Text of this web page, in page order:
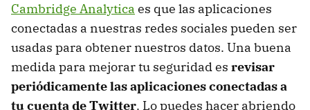
Cambridge Analytica es que las aplicaciones
conectadas a nuestras redes sociales pueden ser
usadas para obtener nuestros datos. Una buena
medida para mejorar tu seguridad es revisar
periódicamente las aplicaciones conectadas a
tu cuenta de Twitter. Lo puedes hacer abriendo